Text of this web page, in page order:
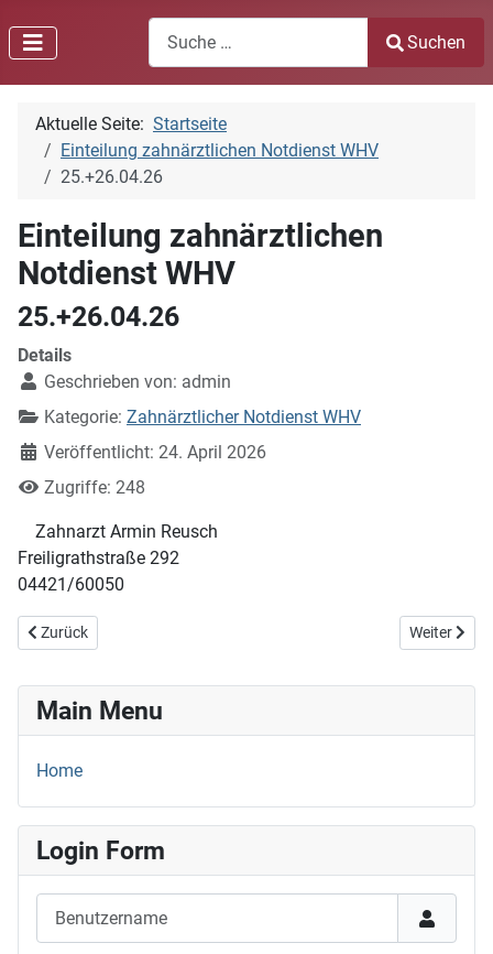
Search
Suchen
Aktuelle Seite: Startseite
Einteilung zahnärztlichen Notdienst WHV
25.+26.04.26
Einteilung zahnärztlichen
Notdienst WHV
25.+26.04.26
Details
Geschrieben von: admin
Kategorie: Zahnärztlicher Notdienst WHV
Veröffentlicht: 24. April 2026
Zugriffe: 248
Zahnarzt Armin Reusch
Freiligrathstraße 292
04421/60050
Vorheriger Beitrag: 01.05.26
Zurück Nächster
Weiter
Main Menu
Home
Login Form